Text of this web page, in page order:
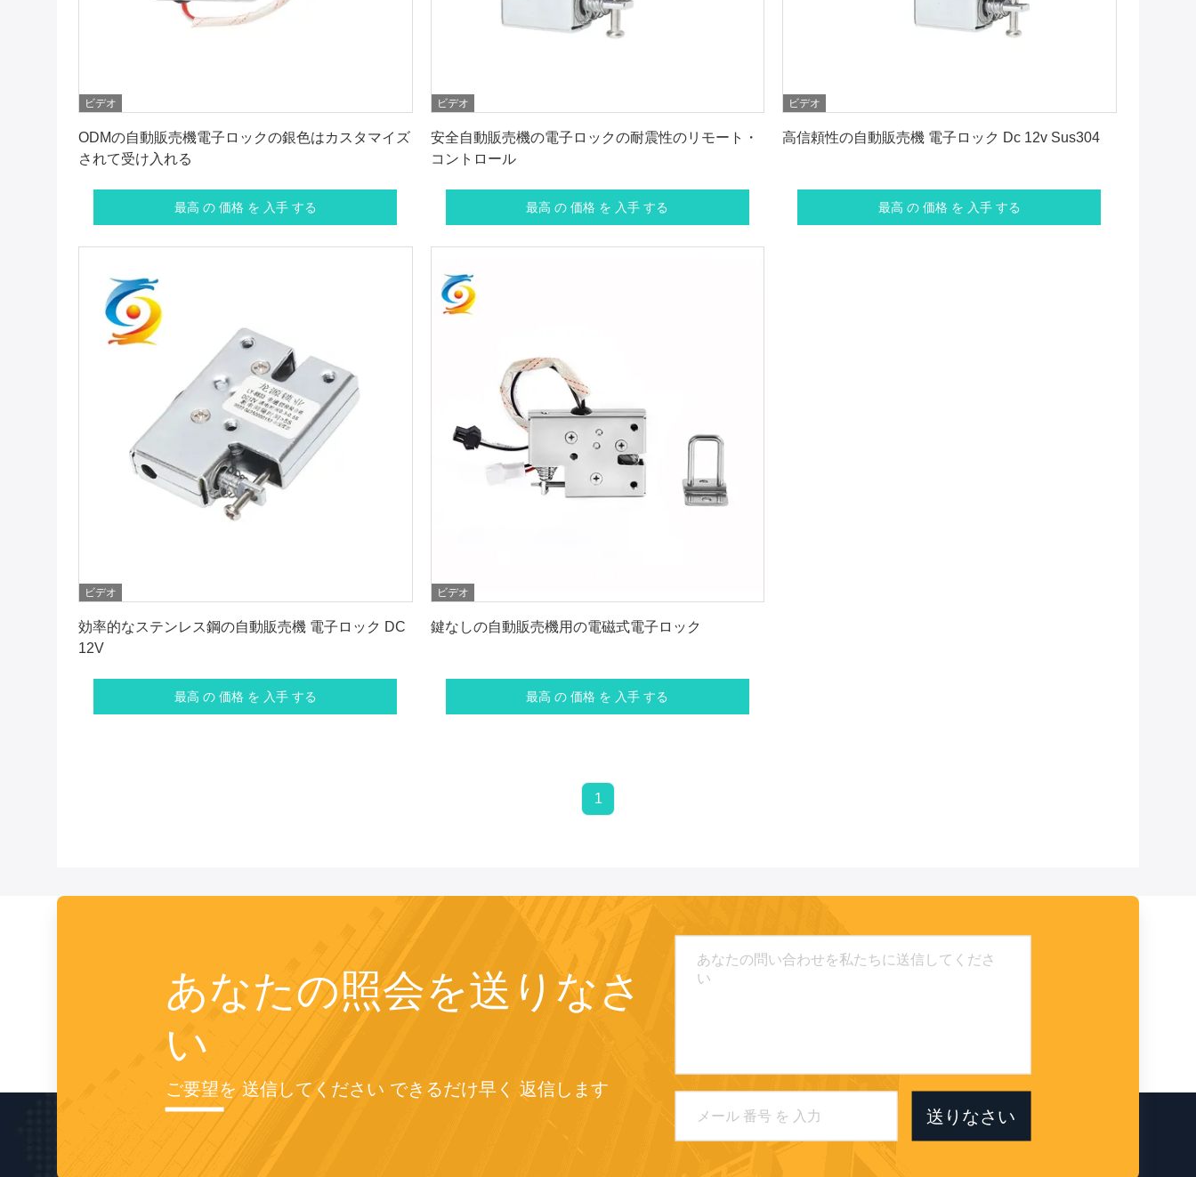
ビデオ
ODMの自動販売機電子ロックの銀色はカスタマイズ
されて受け入れる
最高 の 価格 を 入手 する
ビデオ
安全自動販売機の電子ロックの耐震性のリモート・
コントロール
最高 の 価格 を 入手 する
ビデオ
高信頼性の自動販売機 電子ロック Dc 12v Sus304
最高 の 価格 を 入手 する
ビデオ
効率的なステンレス鋼の自動販売機 電子ロック DC
12V
最高 の 価格 を 入手 する
ビデオ
鍵なしの自動販売機用の電磁式電子ロック
最高 の 価格 を 入手 する
1
あなたの照会を送りなさ
い
ご要望を 送信してください できるだけ早く 返信します
送りなさい